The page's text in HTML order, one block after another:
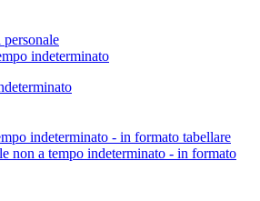
indeterminato
indeterminato - in formato tabellare
non a tempo indeterminato - in formato